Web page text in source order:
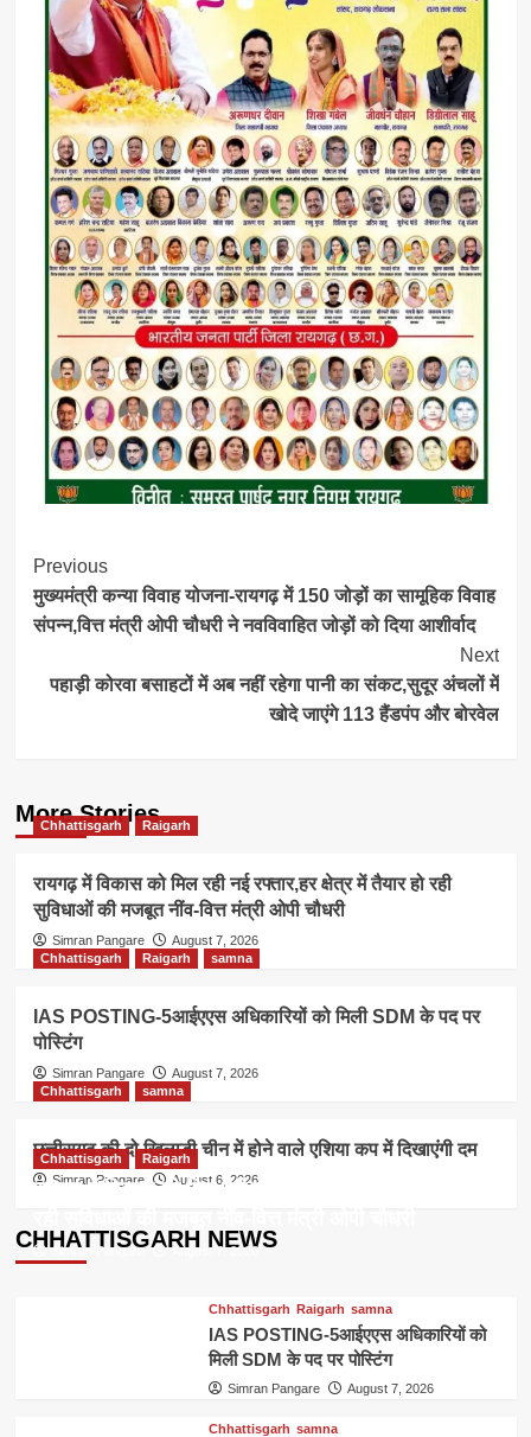
Post
Navigation
Previous
मुख्यमंत्री कन्या विवाह योजना-रायगढ़ में 150 जोड़ों का सामूहिक विवाह
संपन्न,वित्त मंत्री ओपी चौधरी ने नवविवाहित जोड़ों को दिया आशीर्वाद
Next
पहाड़ी कोरवा बसाहटों में अब नहीं रहेगा पानी का संकट,सुदूर अंचलों में
खोदे जाएंगे 113 हैंडपंप और बोरवेल
More Stories
Chhattisgarh Raigarh
रायगढ़ में विकास को मिल रही नई रफ्तार,हर क्षेत्र में तैयार हो रही
सुविधाओं की मजबूत नींव-वित्त मंत्री ओपी चौधरी
Simran Pangare
August 7, 2026
Chhattisgarh
Raigarh samna
IAS POSTING-5आईएएस अधिकारियों को मिली SDM के पद पर
पोस्टिंग
Simran Pangare
August 7, 2026
Chhattisgarh
samna
छत्तीसगढ़ की दो खिलाड़ी चीन में होने वाले एशिया कप में दिखाएंगी दम
Simran Pangare August 6, 2026
CHHATTISGARH NEWS
Chhattisgarh Raigarh
रायगढ़ में विकास को मिल रही नई रफ्तार,हर क्षेत्र में तैयार हो
Simran Pangare August 7, 2026
Chhattisgarh Raigarh samna
IAS POSTING-5आईएएस अधिकारियों को
मिली SDM के पद पर पोस्टिंग
Simran Pangare August 7, 2026
Chhattisgarh samna